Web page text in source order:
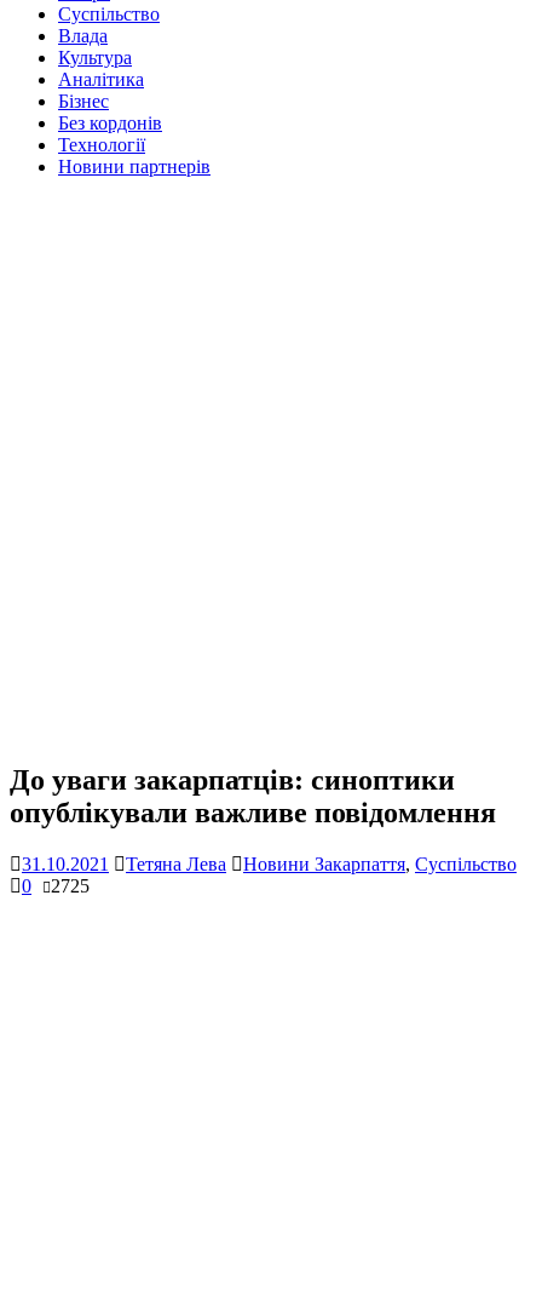
Суспільство
Влада
Культура
Аналітика
Бізнес
Без кордонів
Технології
Новини партнерів
До уваги закарпатців: синоптики
опублікували важливе повідомлення
31.10.2021 Тетяна Лева Новини Закарпаття, Суспільство
0
2725